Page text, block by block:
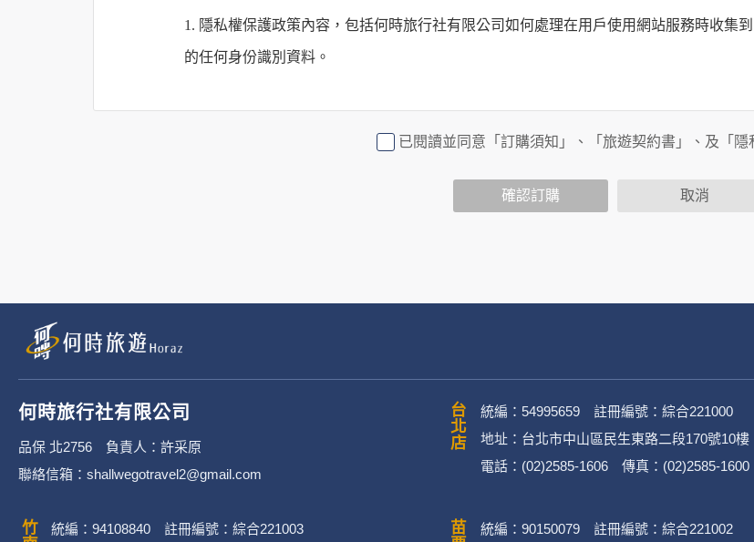
1. 隱私權保護政策內容，包括何時旅行社有限公司如何處理在用戶使用網站服務時收集
的任何身份識別資料。
行社有限公司旗下網站上的廣告廠商連結，這些置放連結的廠商也可能蒐集您個人的資
3. 您個人在何時旅行社有限公司旗下網站上的聊天室或討論區中任意公開個人資料的行
二、個資蒐集處理利用
2. 蒐集目的：提供本公司相關服務、行銷、客戶管理、會員管理及其他與第三人合作之行
3. 個人資料類別：
辨識個人者(包含但不限於中英文姓名、地址、聯絡電話、電子郵件信箱、通訊軟
已閱讀並同意「訂購須知」、「旅遊契約書」、及「隱
確認訂購 取消
何時旅行社有限公司
品保 北2756 負責人：許采原
聯絡信箱：shallwegotravel2@gmail.com
台北店
統編：54995659 註冊編號：綜合221000
地址：台北市中山區民生東路二段170號10樓
電話：(02)2585-1606 傳真：(02)2585-1600
統編：94108840 註冊編號：綜合221003 統編：90150079 註冊編號：綜合221002